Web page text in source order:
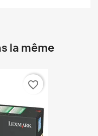
la même
favorite_border